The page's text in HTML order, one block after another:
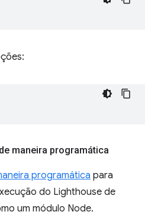
maneira programática
programática para
do Lighthouse de
um módulo Node.